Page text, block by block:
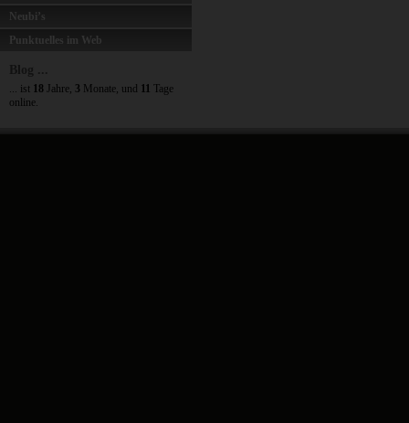
Neubi’s
Punktuelles im Web
Blog ...
... ist 18 Jahre, 3 Monate, und 11 Tage
online.